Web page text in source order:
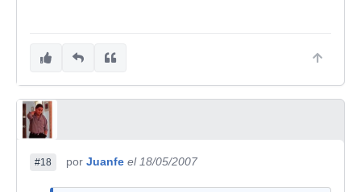
#18 por Juanfe el 18/05/2007